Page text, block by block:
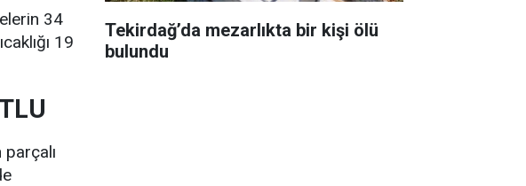
34
19
Tekirdağ’da mezarlıkta bir kişi ölü
bulundu